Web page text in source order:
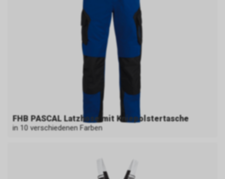
FHB PASCAL Latzhose mit Kniepolstertasche
in 10 verschiedenen Farben